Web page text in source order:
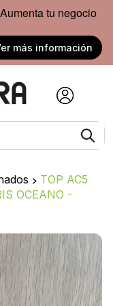
Aumenta tu negocio
más información
> TOP AC5
OCEANO -